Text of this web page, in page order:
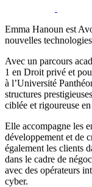
Emma Hanoun est
nouvelles
Avec un parcours
1 en Droit privé et
à l’Université
structures
ciblée et rigoureuse
Elle accompagne les
développement et de
également les clients
dans le cadre de
avec des opérateurs
cyber.